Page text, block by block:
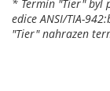
* Termín "Tier" byl
edice ANSI/TIA-
"Tier" nahrazen